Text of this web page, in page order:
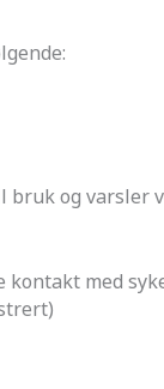
bruk og varsler
med